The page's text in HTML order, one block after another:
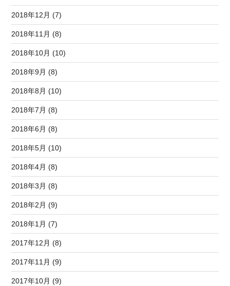
2018年12月 (7)
2018年11月 (8)
2018年10月 (10)
2018年9月 (8)
2018年8月 (10)
2018年7月 (8)
2018年6月 (8)
2018年5月 (10)
2018年4月 (8)
2018年3月 (8)
2018年2月 (9)
2018年1月 (7)
2017年12月 (8)
2017年11月 (9)
2017年10月 (9)